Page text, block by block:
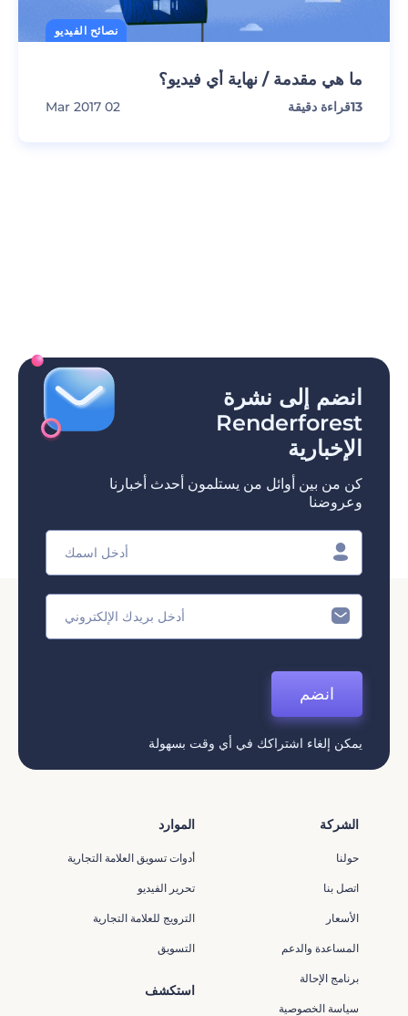
نصائح الفيديو
ما هي مقدمة / نهاية أي فيديو؟
13قراءة دقيقة 02 Mar 2017
انضم إلى نشرة
Renderforest
الإخبارية
كن من بين أوائل من يستلمون أحدث أخبارنا
وعروضنا
انضم
يمكن إلغاء اشتراكك في أي وقت بسهولة
الشركة
حولنا
اتصل بنا
الأسعار
المساعدة والدعم
برنامج الإحالة
سياسة الخصوصية
الموارد
أدوات تسويق العلامة التجارية
تحرير الفيديو
الترويج للعلامة التجارية
التسويق
استكشف